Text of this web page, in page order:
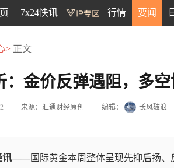
7x24快讯 行情 要闻
> 正文
：金价反弹遇阻，多
来源：汇通财经原创 编辑： 长风破浪
讯——国际黄金本周整体呈现先抑后扬